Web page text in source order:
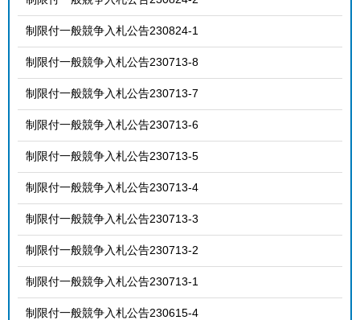
制限付一般競争入札公告230824-1
制限付一般競争入札公告230713-8
制限付一般競争入札公告230713-7
制限付一般競争入札公告230713-6
制限付一般競争入札公告230713-5
制限付一般競争入札公告230713-4
制限付一般競争入札公告230713-3
制限付一般競争入札公告230713-2
制限付一般競争入札公告230713-1
制限付一般競争入札公告230615-4